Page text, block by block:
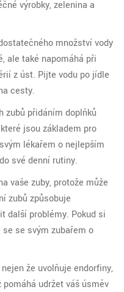
výrobky, zelenina a
množství vody
ale také napomáhá při
z úst. Pijte vodu po jídle
cesty.
zubů přidáním doplňků
jsou základem pro
lékařem o nejlepším
své denní rutiny.
vaše zuby, protože může
zubů způsobuje
další problémy. Pokud si
se svým zubařem o
že uvolňuje endorfiny,
udržet váš úsměv